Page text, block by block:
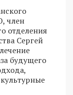
член
отделения
Сергей
будущего